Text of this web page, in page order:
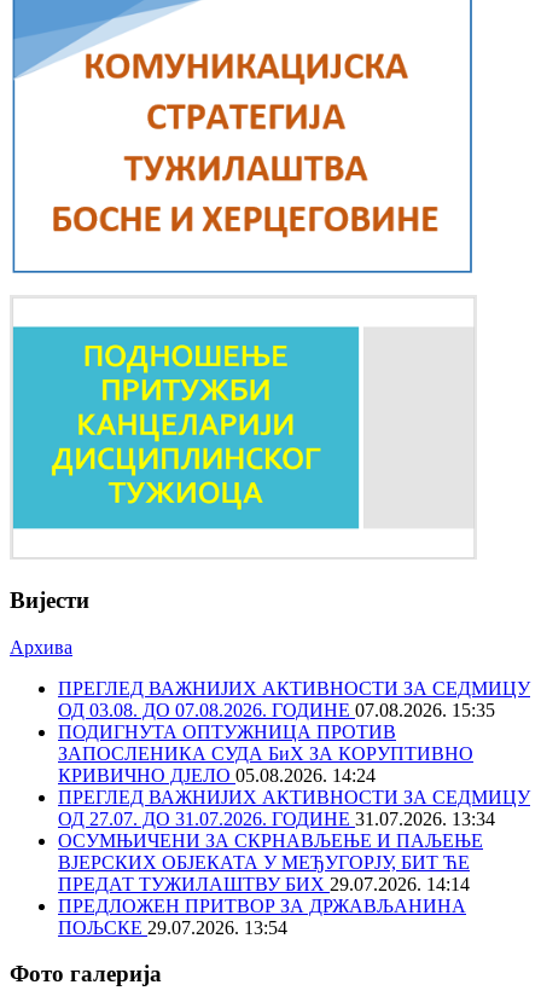
Вијести
Архива
ПРЕГЛЕД ВАЖНИЈИХ АКТИВНОСТИ ЗА СЕДМИЦУ
ОД 03.08. ДО 07.08.2026. ГОДИНЕ 07.08.2026. 15:35
ПОДИГНУТА ОПТУЖНИЦА ПРОТИВ
ЗАПОСЛЕНИКА СУДА БиХ ЗА КОРУПТИВНО
КРИВИЧНО ДЈЕЛО 05.08.2026. 14:24
ПРЕГЛЕД ВАЖНИЈИХ АКТИВНОСТИ ЗА СЕДМИЦУ
ОД 27.07. ДО 31.07.2026. ГОДИНЕ 31.07.2026. 13:34
ОСУМЊИЧЕНИ ЗА СКРНАВЉЕЊЕ И ПАЉЕЊЕ
ВЈЕРСКИХ ОБЈЕКАТА У МЕЂУГОРЈУ, БИТ ЋЕ
ПРЕДАТ ТУЖИЛАШТВУ БИХ 29.07.2026. 14:14
ПРЕДЛОЖЕН ПРИТВОР ЗА ДРЖАВЉАНИНА
ПОЉСКЕ 29.07.2026. 13:54
Фото галерија